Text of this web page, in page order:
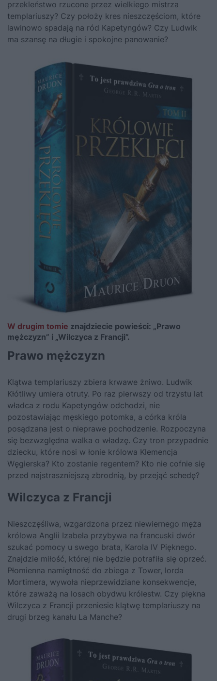
przekleństwo rzucone przez wielkiego mistrza
templariuszy? Czy położy kres nieszczęściom, które
lawinowo spadają na ród Kapetyngów? Czy Ludwik
ma szansę na długie i spokojne panowanie?
W drugim tomie znajdziecie powieści: „Prawo
mężczyzn” i „Wilczyca z Francji”.
Prawo mężczyzn
Klątwa templariuszy zbiera krwawe żniwo. Ludwik
Kłótliwy umiera otruty. Po raz pierwszy od trzystu lat
władca z rodu Kapetyngów odchodzi, nie
pozostawiając męskiego potomka, a córka króla
posądzana jest o nieprawe pochodzenie. Rozpoczyna
się bezwzględna walka o władzę. Czy tron przypadnie
dziecku, które nosi w łonie królowa Klemencja
Węgierska? Kto zostanie regentem? Kto nie cofnie się
przed najstraszniejszą zbrodnią, by przejąć schedę?
Wilczyca z Francji
Nieszczęśliwa, wzgardzona przez niewiernego męża
królowa Anglii Izabela przybywa na francuski dwór
szukać pomocy u swego brata, Karola IV Pięknego.
Znajdzie miłość, której nie będzie potrafiła się oprzeć.
Płomienna namiętność do zbiega z Tower, lorda
Mortimera, wywoła nieprzewidziane konsekwencje,
które zaważą na losach obydwu królestw. Czy piękna
Wilczyca z Francji przeniesie klątwę templariuszy na
drugi brzeg kanału La Manche?